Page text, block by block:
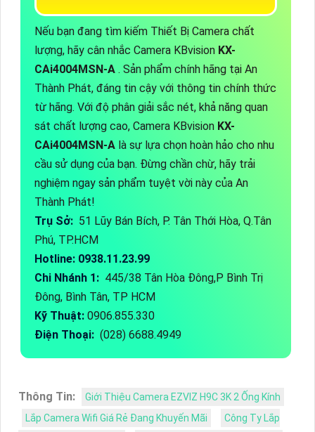
Nếu bạn đang tìm kiếm Thiết Bị Camera chất
lượng, hãy cân nhắc Camera KBvision KX-
CAi4004MSN-A . Sản phẩm chính hãng tại An
Thành Phát, đáng tin cậy với thông tin chính thức
từ hãng. Với độ phân giải sắc nét, khả năng quan
sát chất lượng cao, Camera KBvision KX-
CAi4004MSN-A là sự lựa chọn hoàn hảo cho nhu
cầu sử dụng của bạn. Đừng chần chừ, hãy trải
nghiệm ngay sản phẩm tuyệt vời này của An
Thành Phát!
Trụ Sở: 51 Lũy Bán Bích, P. Tân Thới Hòa, Q.Tân
Phú, TP.HCM
Hotline: 0938.11.23.99
Chi Nhánh 1: 445/38 Tân Hòa Đông,P Bình Trị
Đông, Bình Tân, TP HCM
Kỹ Thuật: 0906.855.330
Điện Thoại: (028) 6688.4949
Thông Tin:
Giới Thiệu Camera EZVIZ H9C 3K 2 Ống Kính
Lắp Camera Wifi Giá Rẻ Đang Khuyến Mãi
Công Ty Lắp